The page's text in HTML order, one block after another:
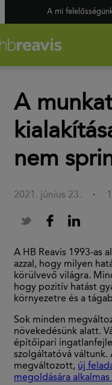
A mi
A
nem
2021. június 23. ·
A HB Reavis 1993-as
azzal, hogy milyen
körülvevő világra.
hogy pozitív hatást
környezetre és a
Sok minden
növekedésünk alatt.
építőipari
szolgáltatóvá
megváltozott, új
megoldására